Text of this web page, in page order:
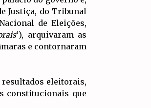
Justiça, do Tribunal
de Eleições,
‘), arquivaram as
e contornaram
resultados eleitorais,
constitucionais que